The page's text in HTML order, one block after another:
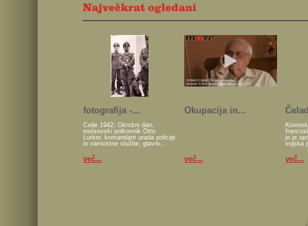
fotografija -...
Celje 1942; Okrožni dan,
esesovski polkovnik Otto
Lurker, komandant urada policije
in varnostne službe, glavni...
več...
Okupacija in...
več...
jo je
vojska
več...